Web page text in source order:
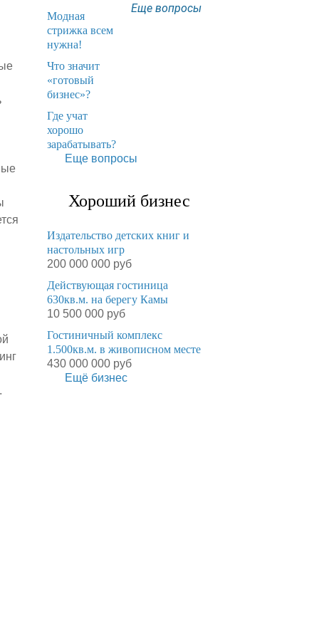
Еще вопросы
Модная
стрижка всем
нужна!
​Что значит
«готовый
бизнес»?
​Где учат
хорошо
зарабатывать?
Еще вопросы
Хороший бизнес
Издательство детских книг и
настольных игр
200 000 000 руб
Действующая гостиница
630кв.м. на берегу Камы
10 500 000 руб
Гостиничный комплекс
1.500кв.м. в живописном месте
430 000 000 руб
Ещё бизнес